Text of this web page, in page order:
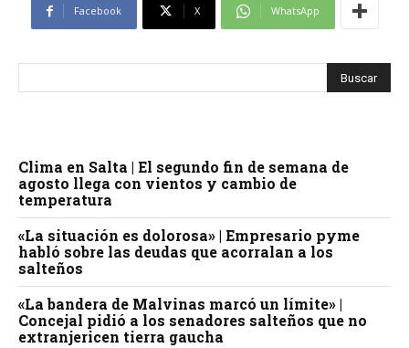
Facebook X WhatsApp
Clima en Salta | El segundo fin de semana de
agosto llega con vientos y cambio de
temperatura
«La situación es dolorosa» | Empresario pyme
habló sobre las deudas que acorralan a los
salteños
«La bandera de Malvinas marcó un límite» |
Concejal pidió a los senadores salteños que no
extranjericen tierra gaucha